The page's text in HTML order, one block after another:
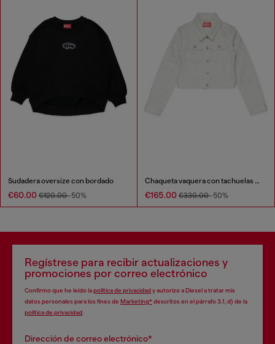
Sudadera oversize con bordado
€60.00 €120.00-50%
Chaqueta vaquera con tachuelas por todo
€165.00 €330.00-50%
Regístrese para recibir actualizaciones y
promociones por correo electrónico
Confirmo que he leído lapolítica de privacidady autorizo a Diesel a tratar mis
datos personales para los fines de Marketing*descritos en el párrafo 3.1, d) de la
política de privacidad
Dirección de correo electrónico*